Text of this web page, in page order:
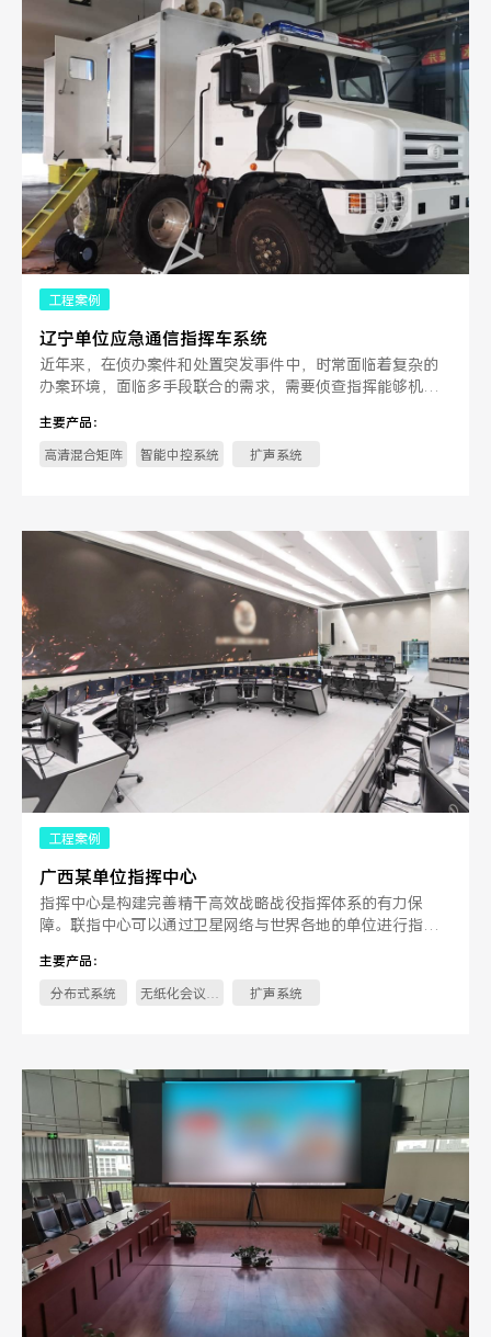
工程案例
辽宁单位应急通信指挥车系统
近年来，在侦办案件和处置突发事件中，时常面临着复杂的
办案环境，面临多手段联合的需求，需要侦查指挥能够机动
主要产品：
高清混合矩阵
智能中控系统 扩声系统
工程案例
广西某单位指挥中心
指挥中心是构建完善精干高效战略战役指挥体系的有力保
障。联指中心可以通过卫星网络与世界各地的单位进行指挥
主要产品：
分布式系统
无纸化会议系
扩声系统